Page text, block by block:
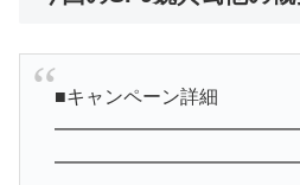
■キャンペーン詳細